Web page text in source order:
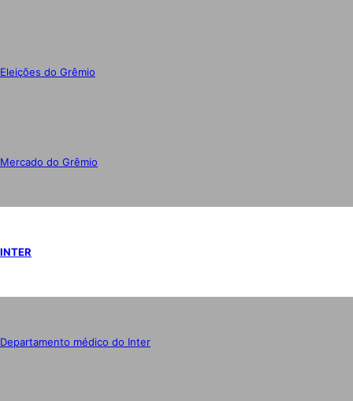
Eleições do Grêmio
Mercado do Grêmio
INTER
Departamento médico do Inter